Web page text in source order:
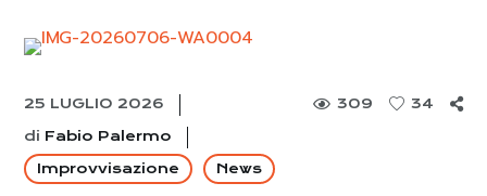
25 LUGLIO 2026
di Fabio Palermo
Improvvisazione
News
309 34